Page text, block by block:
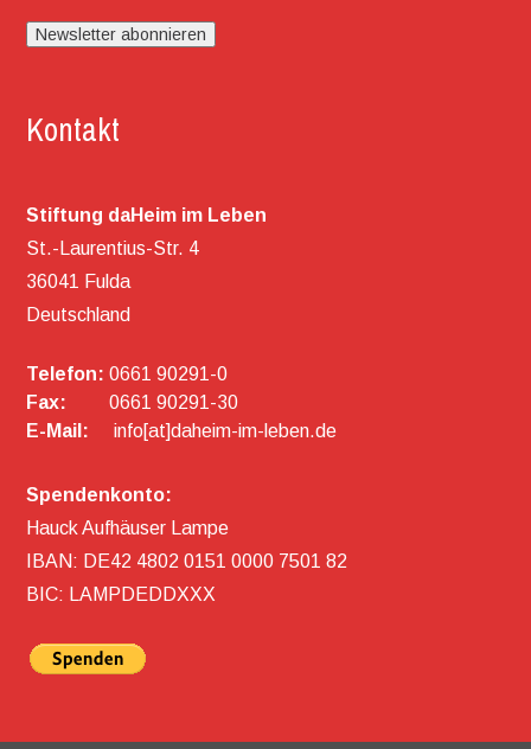
Kontakt
Stiftung daHeim im Leben
St.-Laurentius-Str. 4
36041 Fulda
Deutschland
Telefon: 0661 90291-0
Fax:
0661 90291-30
E-Mail:
info[at]daheim-im-leben.de
Spendenkonto:
Hauck Aufhäuser Lampe
IBAN: DE42 4802 0151 0000 7501 82
BIC: LAMPDEDDXXX